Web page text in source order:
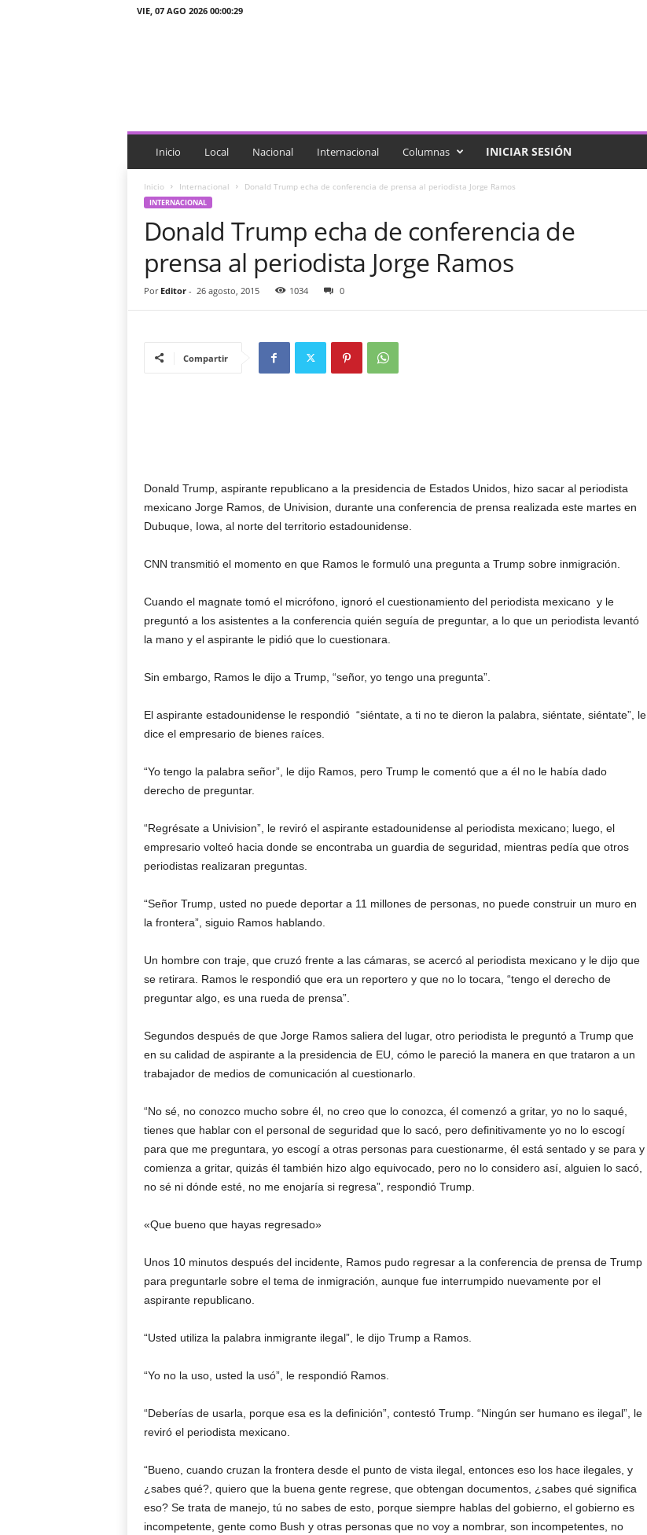
VIE, 07 AGO 2026 00:00:29
c
a
Inicio Local Nacional Internacional Columnas INICIAR SESIÓN
Inicio Internacional Donald Trump echa de conferencia de prensa al periodista Jorge Ramos
INTERNACIONAL
Donald Trump echa de conferencia de
prensa al periodista Jorge Ramos
Por Editor- 26 agosto, 2015 1034 0
Compartir
Donald Trump, aspirante republicano a la presidencia de Estados Unidos, hizo sacar al periodista
mexicano Jorge Ramos, de Univision, durante una conferencia de prensa realizada este martes en
Dubuque, Iowa, al norte del territorio estadounidense.
CNN transmitió el momento en que Ramos le formuló una pregunta a Trump sobre inmigración.
Cuando el magnate tomó el micrófono, ignoró el cuestionamiento del periodista mexicano y le
preguntó a los asistentes a la conferencia quién seguía de preguntar, a lo que un periodista levantó
la mano y el aspirante le pidió que lo cuestionara.
Sin embargo, Ramos le dijo a Trump, “señor, yo tengo una pregunta”.
El aspirante estadounidense le respondió “siéntate, a ti no te dieron la palabra, siéntate, siéntate”, le
dice el empresario de bienes raíces.
“Yo tengo la palabra señor”, le dijo Ramos, pero Trump le comentó que a él no le había dado
derecho de preguntar.
“Regrésate a Univision”, le reviró el aspirante estadounidense al periodista mexicano; luego, el
empresario volteó hacia donde se encontraba un guardia de seguridad, mientras pedía que otros
periodistas realizaran preguntas.
“Señor Trump, usted no puede deportar a 11 millones de personas, no puede construir un muro en
la frontera”, siguio Ramos hablando.
Un hombre con traje, que cruzó frente a las cámaras, se acercó al periodista mexicano y le dijo que
se retirara. Ramos le respondió que era un reportero y que no lo tocara, “tengo el derecho de
preguntar algo, es una rueda de prensa”.
Segundos después de que Jorge Ramos saliera del lugar, otro periodista le preguntó a Trump que
en su calidad de aspirante a la presidencia de EU, cómo le pareció la manera en que trataron a un
trabajador de medios de comunicación al cuestionarlo.
“No sé, no conozco mucho sobre él, no creo que lo conozca, él comenzó a gritar, yo no lo saqué,
tienes que hablar con el personal de seguridad que lo sacó, pero definitivamente yo no lo escogí
para que me preguntara, yo escogí a otras personas para cuestionarme, él está sentado y se para y
comienza a gritar, quizás él también hizo algo equivocado, pero no lo considero así, alguien lo sacó,
no sé ni dónde esté, no me enojaría si regresa”, respondió Trump.
«Que bueno que hayas regresado»
Unos 10 minutos después del incidente, Ramos pudo regresar a la conferencia de prensa de Trump
para preguntarle sobre el tema de inmigración, aunque fue interrumpido nuevamente por el
aspirante republicano.
“Usted utiliza la palabra inmigrante ilegal”, le dijo Trump a Ramos.
“Yo no la uso, usted la usó”, le respondió Ramos.
“Deberías de usarla, porque esa es la definición”, contestó Trump. “Ningún ser humano es ilegal”, le
reviró el periodista mexicano.
“Bueno, cuando cruzan la frontera desde el punto de vista ilegal, entonces eso los hace ilegales, y
¿sabes qué?, quiero que la buena gente regrese, que obtengan documentos, ¿sabes qué significa
eso? Se trata de manejo, tú no sabes de esto, porque siempre hablas del gobierno, el gobierno es
incompetente, gente como Bush y otras personas que no voy a nombrar, son incompetentes, no